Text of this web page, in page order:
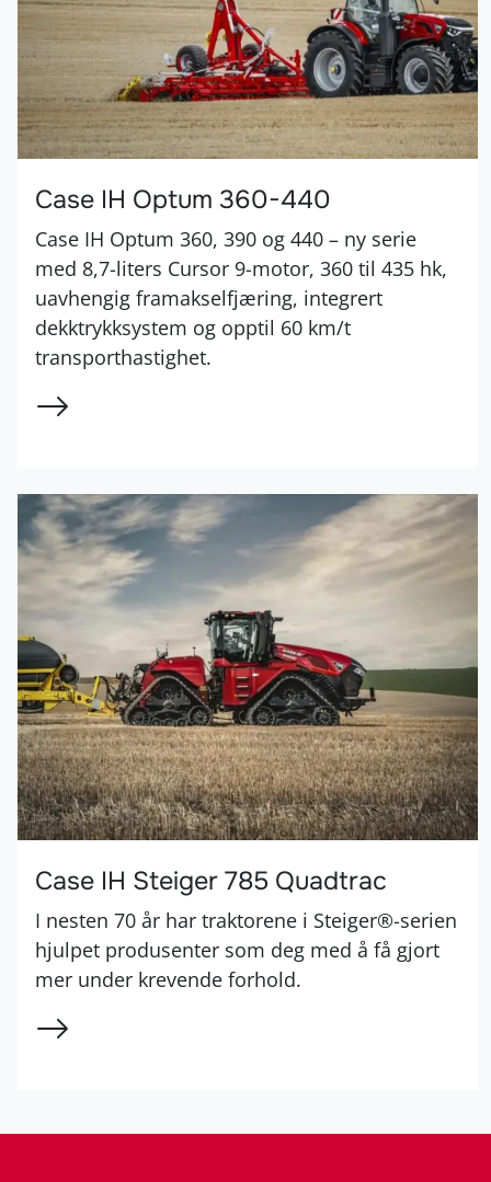
Case IH Optum 360-440
Case IH Optum 360, 390 og 440 – ny serie
med 8,7-liters Cursor 9-motor, 360 til 435 hk,
uavhengig framakselfjæring, integrert
dekktrykksystem og opptil 60 km/t
transporthastighet.
Case IH Steiger 785 Quadtrac
I nesten 70 år har traktorene i Steiger®-serien
hjulpet produsenter som deg med å få gjort
mer under krevende forhold.